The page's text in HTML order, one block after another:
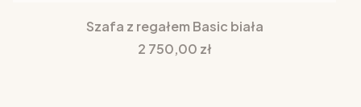
Szafa z regałem Basic biała
Cena
2 750,00 zł